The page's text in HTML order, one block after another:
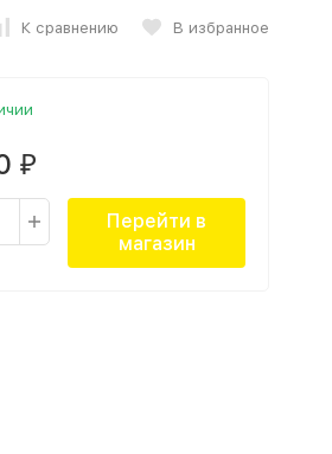
К сравнению В избранное
₽
Перейти в
магазин